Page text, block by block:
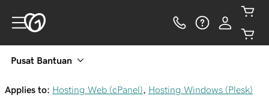
Pusat Bantuan
Applies to: Hosting Web (cPanel) Hosting Windows (Plesk)